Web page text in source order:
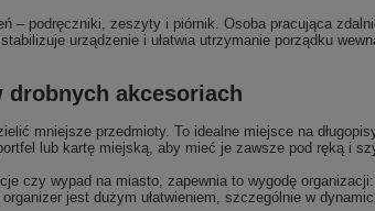
– podręczniki, zeszyty i piórnik. Osoba pracująca
urządzenie i ułatwia utrzymanie porządku
drobnych akcesoriach
mniejsze przedmioty. To idealne miejsce na
lub kartę miejską, aby mieć je zawsze pod ręką i
wypad na miasto, zapewnia to wygodę
jest dużym ułatwieniem, szczególnie w